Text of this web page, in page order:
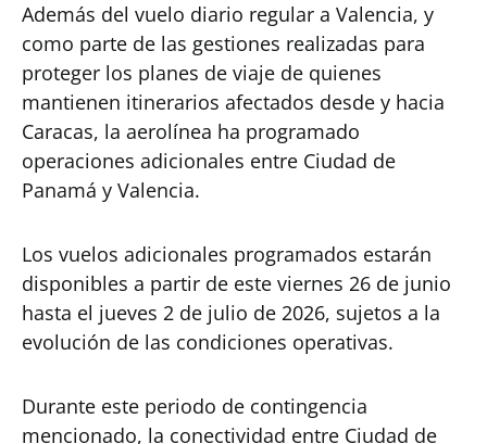
Además del vuelo diario regular a Valencia, y
como parte de las gestiones realizadas para
proteger los planes de viaje de quienes
mantienen itinerarios afectados desde y hacia
Caracas, la aerolínea ha programado
operaciones adicionales entre Ciudad de
Panamá y Valencia.
Los vuelos adicionales programados estarán
disponibles a partir de este viernes 26 de junio
hasta el jueves 2 de julio de 2026, sujetos a la
evolución de las condiciones operativas.
Durante este periodo de contingencia
mencionado, la conectividad entre Ciudad de